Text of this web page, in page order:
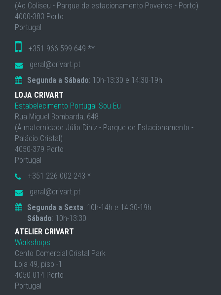
(Ao Coliseu - Parque de estacionamento Poveiros - Porto)
4000-383 Porto
Portugal
+351 966 599 649 **
geral@crivart.pt
Segunda a Sábado: 10h-13:30 e 14:30-19h
LOJA CRIVART
Estabelecimento Portugal Sou Eu
Rua Miguel Bombarda, 648
(À maternidade Júlio Diniz - Parque de Estacionamento -
Palácio Cristal)
4050-379 Porto
Portugal
+351 226 002 243 *
geral@crivart.pt
Segunda a Sexta: 10h-14h e 14:30-19h
Sábado: 10h-13:30
ATELIER CRIVART
Workshops
Cento Comercial Cristal Park
Loja 49, piso -1
4050-014 Porto
Portugal